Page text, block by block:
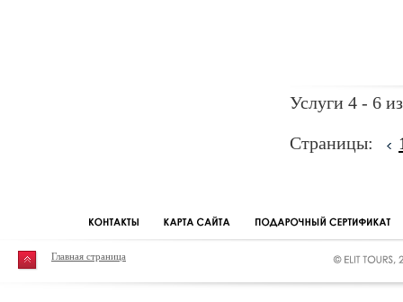
Услуги 4 - 6
Страницы:
Главная страница